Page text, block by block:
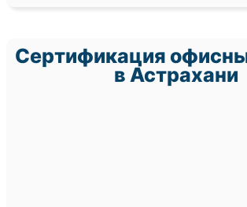
Сертификация
в Астрахани